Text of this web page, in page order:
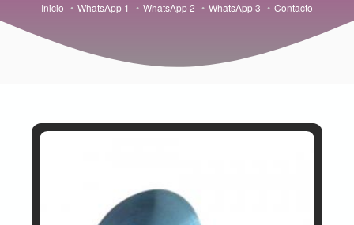
Inicio WhatsApp 1 WhatsApp 2 WhatsApp 3 Contacto